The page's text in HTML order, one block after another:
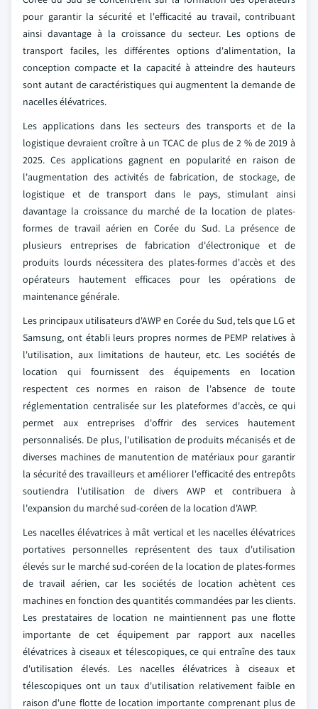
pour garantir la sécurité et l'efficacité au travail, contribuant
ainsi davantage à la croissance du secteur. Les options de
transport faciles, les différentes options d'alimentation, la
conception compacte et la capacité à atteindre des hauteurs
sont autant de caractéristiques qui augmentent la demande de
nacelles élévatrices.
Les applications dans les secteurs des transports et de la
logistique devraient croître à un TCAC de plus de 2 % de 2019 à
2025. Ces applications gagnent en popularité en raison de
l'augmentation des activités de fabrication, de stockage, de
logistique et de transport dans le pays, stimulant ainsi
davantage la croissance du marché de la location de plates-
formes de travail aérien en Corée du Sud. La présence de
plusieurs entreprises de fabrication d'électronique et de
produits lourds nécessitera des plates-formes d'accès et des
opérateurs hautement efficaces pour les opérations de
maintenance générale.
Les principaux utilisateurs d'AWP en Corée du Sud, tels que LG et
Samsung, ont établi leurs propres normes de PEMP relatives à
l'utilisation, aux limitations de hauteur, etc. Les sociétés de
location qui fournissent des équipements en location
respectent ces normes en raison de l'absence de toute
réglementation centralisée sur les plateformes d'accès, ce qui
permet aux entreprises d'offrir des services hautement
personnalisés. De plus, l'utilisation de produits mécanisés et de
diverses machines de manutention de matériaux pour garantir
la sécurité des travailleurs et améliorer l'efficacité des entrepôts
soutiendra l'utilisation de divers AWP et contribuera à
l'expansion du marché sud-coréen de la location d'AWP.
Les nacelles élévatrices à mât vertical et les nacelles élévatrices
portatives personnelles représentent des taux d'utilisation
élevés sur le marché sud-coréen de la location de plates-formes
de travail aérien, car les sociétés de location achètent ces
machines en fonction des quantités commandées par les clients.
Les prestataires de location ne maintiennent pas une flotte
importante de cet équipement par rapport aux nacelles
élévatrices à ciseaux et télescopiques, ce qui entraîne des taux
d'utilisation élevés. Les nacelles élévatrices à ciseaux et
télescopiques ont un taux d'utilisation relativement faible en
raison d'une flotte de location importante comprenant plus de